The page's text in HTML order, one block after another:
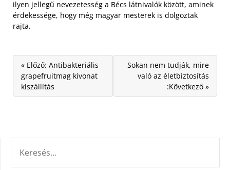
ilyen jellegű nevezetesség a Bécs látnivalók között, aminek
érdekessége, hogy még magyar mesterek is dolgoztak
rajta.
« Előző: Antibakteriális
grapefruitmag kivonat
kiszállítás
Sokan nem tudják, mire
való az életbiztosítás
:Következő »